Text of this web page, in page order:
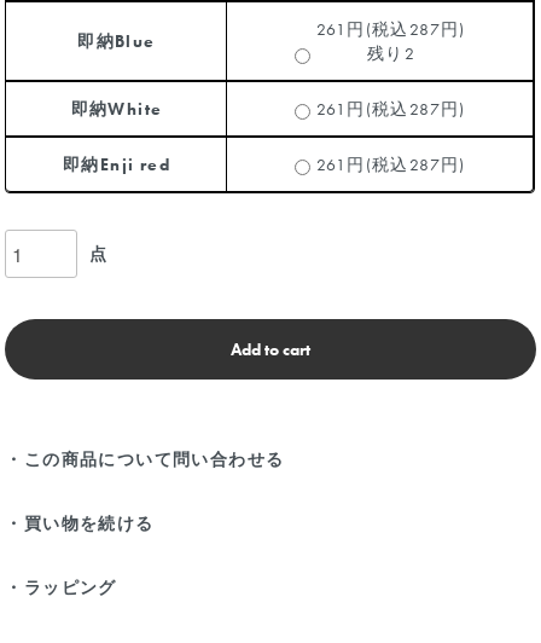
即納Blue
261円(税込287円)
残り2
即納White 261円(税込287円)
即納Enji red 261円(税込287円)
点
Add to cart
・この商品について問い合わせる
・買い物を続ける
・ラッピング